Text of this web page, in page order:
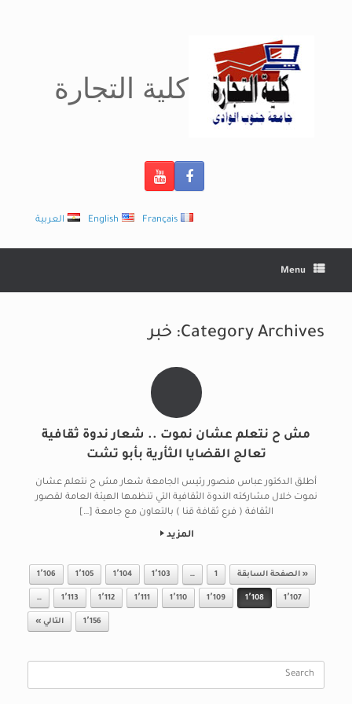
كلية التجارة
العربية English Français
Menu
Category Archives: خبر
مش ح نتعلم عشان نموت .. شعار ندوة ثقافية
تعالج القضايا الثأرية بأبو تشت
أطلق الدكتور عباس منصور رئيس الجامعة شعار مش ح نتعلم عشان
نموت خلال مشاركته الندوة الثقافية التي تنظمها الهيئة العامة لقصور
الثقافة ( فرع ثقافة قنا ) بالتعاون مع جامعة […]
المزيد
Post navigation
« الصفحة السابقة 1
… 1٬103 1٬104 1٬105 1٬106
1٬107 1٬108 1٬109 1٬110 1٬111 1٬112 1٬113 …
1٬156 التالي »